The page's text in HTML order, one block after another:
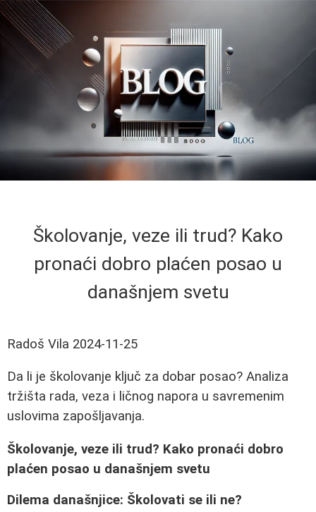
Školovanje, veze ili trud? Kako
pronaći dobro plaćen posao u
današnjem svetu
Radoš Vila 2024-11-25
Da li je školovanje ključ za dobar posao? Analiza
tržišta rada, veza i ličnog napora u savremenim
uslovima zapošljavanja.
Školovanje, veze ili trud? Kako pronaći dobro
plaćen posao u današnjem svetu
Dilema današnjice: Školovati se ili ne?